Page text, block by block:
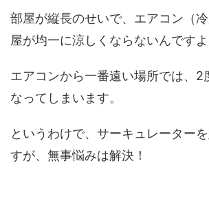
部屋が縦長のせいで、エアコン（
屋が均一に涼しくならないんですよ
エアコンから一番遠い場所では、2
なってしまいます。
というわけで、サーキュレーター
すが、無事悩みは解決！